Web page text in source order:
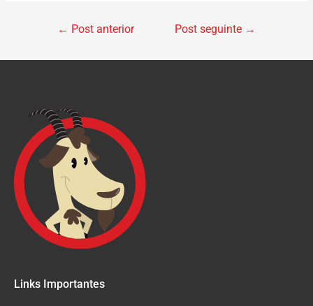
← Post anterior Post seguinte →
Links Importantes